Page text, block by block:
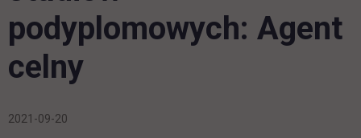
podyplomowych: Agent
celny
2021-09-20